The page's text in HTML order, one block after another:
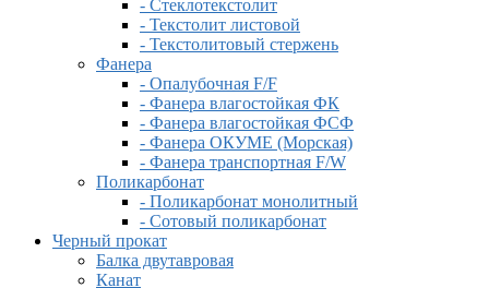
- Стеклотекстолит
- Текстолит листовой
- Текстолитовый стержень
Фанера
- Опалубочная F/F
- Фанера влагостойкая ФК
- Фанера влагостойкая ФСФ
- Фанера ОКУМЕ (Морская)
- Фанера транспортная F/W
Поликарбонат
- Поликарбонат монолитный
- Сотовый поликарбонат
Черный прокат
Балка двутавровая
Канат